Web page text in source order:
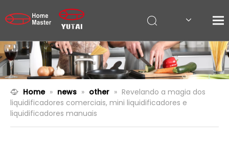
Home » news » other » Revelando a magia dos
liquidificadores comerciais, mini liquidificadores e
liquidificadores manuais